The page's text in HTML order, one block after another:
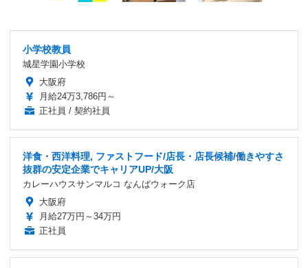
小学校教員
城星学園小学校
大阪府
月給24万3,786円～
正社員 / 契約社員
洋食・西洋料理, ファストフード/店長・店長候補/働きやすさ
抜群の安定企業でキャリアUP/大阪
カレーハウスサンマルコ なんばウォーク店
大阪府
月給27万円～34万円
正社員